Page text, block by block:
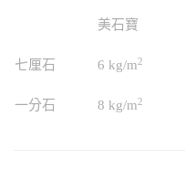
美石寶
七厘石 6 kg/m2
一分石 8 kg/m2